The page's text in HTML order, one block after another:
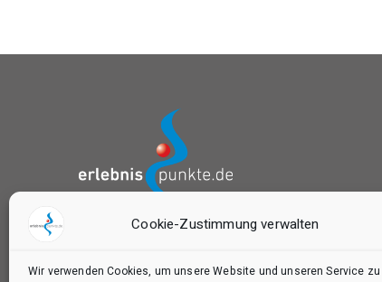
Cookie-Zustimmung verwalten
Wir verwenden Cookies, um unsere Website und unseren Service zu
das Buchungsportal von: